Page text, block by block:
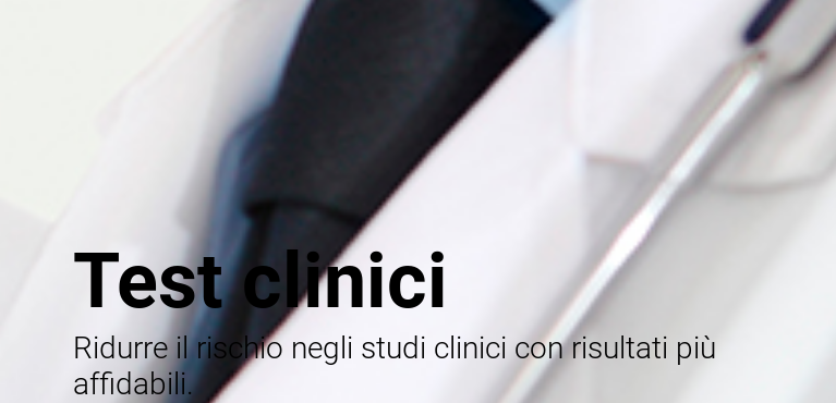
Test clinici
Ridurre il rischio negli studi clinici con risultati più
affidabili.